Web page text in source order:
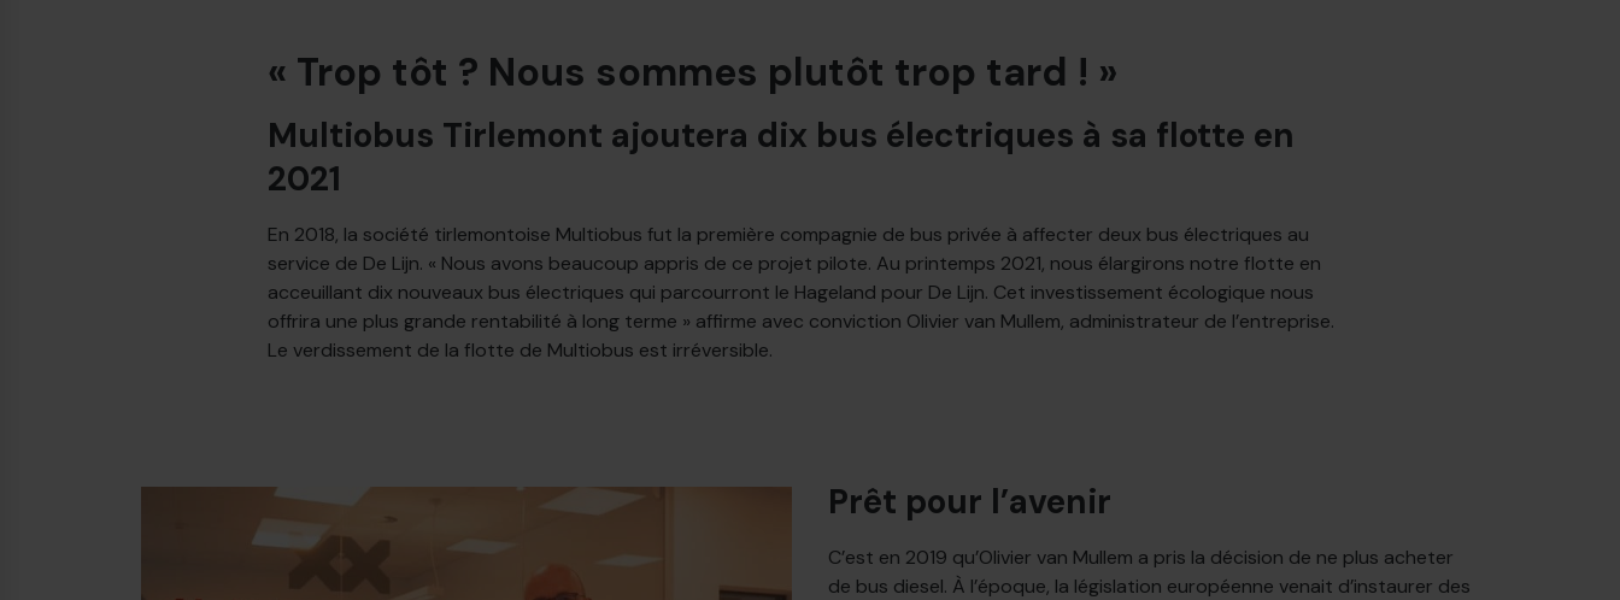
« Trop tôt ? Nous sommes plutôt trop tard ! »
Multiobus Tirlemont ajoutera dix bus électriques à sa flotte en
2021
En 2018, la société tirlemontoise Multiobus fut la première compagnie de bus privée à affecter deux bus électriques au
service de De Lijn. « Nous avons beaucoup appris de ce projet pilote. Au printemps 2021, nous élargirons notre flotte en
acceuillant dix nouveaux bus électriques qui parcourront le Hageland pour De Lijn. Cet investissement écologique nous
offrira une plus grande rentabilité à long terme » affirme avec conviction Olivier van Mullem, administrateur de l’entreprise.
Le verdissement de la flotte de Multiobus est irréversible.
Prêt pour l’avenir
C’est en 2019 qu’Olivier van Mullem a pris la décision de ne plus acheter
de bus diesel. À l’époque, la législation européenne venait d’instaurer des